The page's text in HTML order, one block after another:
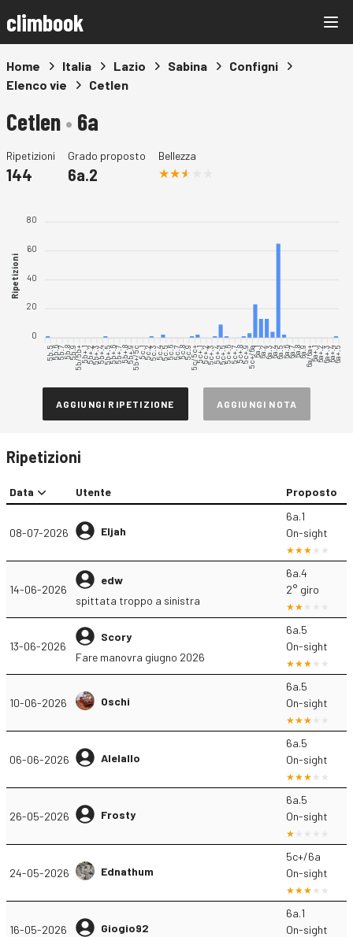
climbook
Home Italia Lazio Sabina
Configni
Elenco vie
Cetlen
Cetlen• 6a
Ripetizioni
144
Grado proposto
6a.2
Bellezza
80
60
40
20
0
Ripetizioni
5b.55b.65b.75b.85b.95b/5b+5b+.15b+.25b+.35b+.45b+.55b+.65b+.75b+.85b+.95b+/5c5c.15c.25c.35c.45c.55c.65c.75c.85c.95c/5c+5c+.15c+.25c+.35c+.45c+.55c+.65c+.75c+.85c+.95c+/6a6a.16a.26a.36a.46a.56a.66a.76a.86a.96a/6a+6a+.16a+.26a+.36a+.46a+.5
AGGIUNGI RIPETIZIONE AGGIUNGI NOTA
Ripetizioni
Data Utente Proposto
08-07-2026 Eljah
6a.1
On-sight
14-06-2026
edw
spittata troppo a sinistra
6a.4
2° giro
13-06-2026
Scory
Fare manovra giugno 2026
6a.5
On-sight
10-06-2026 Oschi
6a.5
On-sight
06-06-2026 Alelallo
6a.5
On-sight
26-05-2026 Frosty
6a.5
On-sight
24-05-2026 Ednathum
5c+/6a
On-sight
16-05-2026 Giogio92
6a.1
On-sight